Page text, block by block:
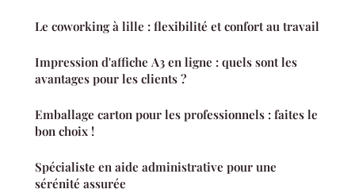
Le coworking à lille : flexibilité et confort au travail
Impression d'affiche A3 en ligne : quels sont les
avantages pour les clients ?
Emballage carton pour les professionnels : faites le
bon choix !
Spécialiste en aide administrative pour une
sérénité assurée